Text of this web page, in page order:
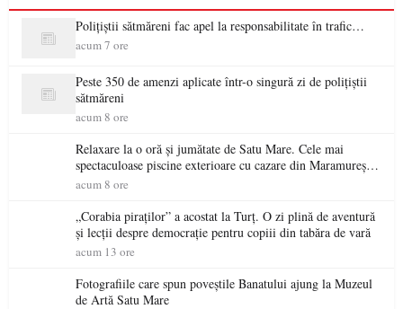
Polițiștii sătmăreni fac apel la responsabilitate în trafic…
acum 7 ore
Peste 350 de amenzi aplicate într-o singură zi de polițiștii
sătmăreni
acum 8 ore
Relaxare la o oră și jumătate de Satu Mare. Cele mai
spectaculoase piscine exterioare cu cazare din Maramureș,
ideale pentru o escapadă de vară
acum 8 ore
„Corabia piraților” a acostat la Turț. O zi plină de aventură
și lecții despre democrație pentru copiii din tabăra de vară
acum 13 ore
Fotografiile care spun poveștile Banatului ajung la Muzeul
de Artă Satu Mare